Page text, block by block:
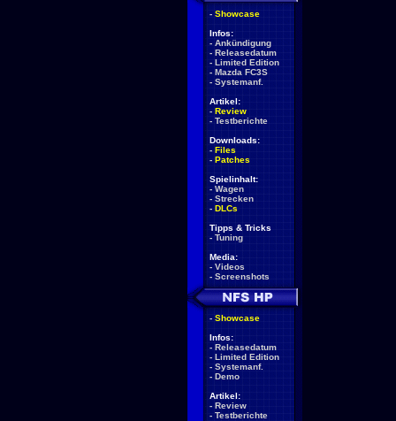
- Showcase
Infos:
- Ankündigung
- Releasedatum
- Limited Edition
- Mazda FC3S
- Systemanf.
Artikel:
- Review
- Testberichte
Downloads:
- Files
- Patches
Spielinhalt:
- Wagen
- Strecken
- DLCs
Tipps & Tricks
- Tuning
Media:
- Videos
- Screenshots
- Showcase
Infos:
- Releasedatum
- Limited Edition
- Systemanf.
- Demo
Artikel:
- Review
- Testberichte